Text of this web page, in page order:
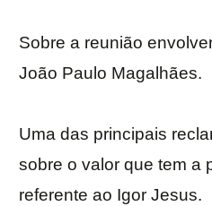
Sobre a reunião
João Paulo Magalhães.
Uma das principais
sobre o valor que tem a
referente ao Igor Jesus.